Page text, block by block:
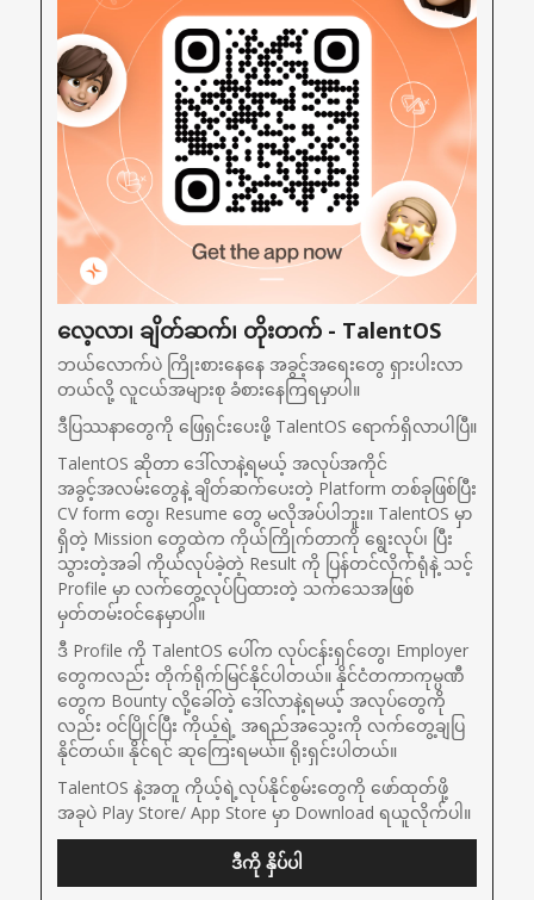
လေ့လာ၊ ချိတ်ဆက်၊ တိုးတက် - TalentOS
ဘယ်လောက်ပဲ ကြိုးစားနေနေ အခွင့်အရေးတွေ ရှားပါးလာ
တယ်လို့ လူငယ်အများစု ခံစားနေကြရမှာပါ။
ဒီပြဿနာတွေကို ဖြေရှင်းပေးဖို့ TalentOS ရောက်ရှိလာပါပြီ။
TalentOS ဆိုတာ ဒေါ်လာနဲ့ရမယ့် အလုပ်အကိုင်
အခွင့်အလမ်းတွေနဲ့ ချိတ်ဆက်ပေးတဲ့ Platform တစ်ခုဖြစ်ပြီး
CV form တွေ၊ Resume တွေ မလိုအပ်ပါဘူး။ TalentOS မှာ
ရှိတဲ့ Mission တွေထဲက ကိုယ်ကြိုက်တာကို ရွေးလုပ်၊ ပြီး
သွားတဲ့အခါ ကိုယ်လုပ်ခဲ့တဲ့ Result ကို ပြန်တင်လိုက်ရုံနဲ့ သင့်
Profile မှာ လက်တွေ့လုပ်ပြထားတဲ့ သက်သေအဖြစ်
မှတ်တမ်းဝင်နေမှာပါ။
ဒီ Profile ကို TalentOS ပေါ်က လုပ်ငန်းရှင်တွေ၊ Employer
တွေကလည်း တိုက်ရိုက်မြင်နိုင်ပါတယ်။ နိုင်ငံတကာကုမ္ပဏီ
တွေက Bounty လို့ခေါ်တဲ့ ဒေါ်လာနဲ့ရမယ့် အလုပ်တွေကို
လည်း ဝင်ပြိုင်ပြီး ကိုယ့်ရဲ့ အရည်အသွေးကို လက်တွေ့ချပြ
နိုင်တယ်။ နိုင်ရင် ဆုကြေးရမယ်။ ရိုးရှင်းပါတယ်။
TalentOS နဲ့အတူ ကိုယ့်ရဲ့လုပ်နိုင်စွမ်းတွေကို ဖော်ထုတ်ဖို့
အခုပဲ Play Store/ App Store မှာ Download ရယူလိုက်ပါ။
ဒီကို နှိပ်ပါ